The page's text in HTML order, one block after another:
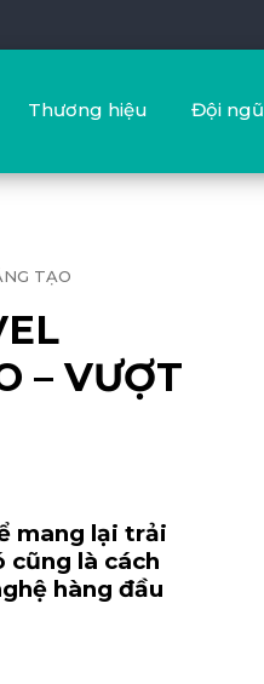
Thương hiệu Đội ngũ
TẠO
– VƯỢT
mang lại trải
cũng là cách
hàng đầu